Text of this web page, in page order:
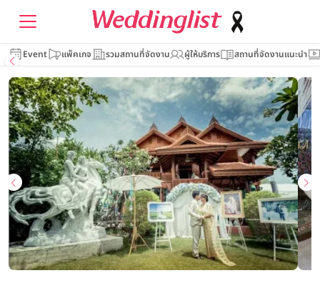
Event แพ็คเกจ รวมสถานที่จัดงาน ผู้ให้บริการ สถานที่จัดงานแนะนำ